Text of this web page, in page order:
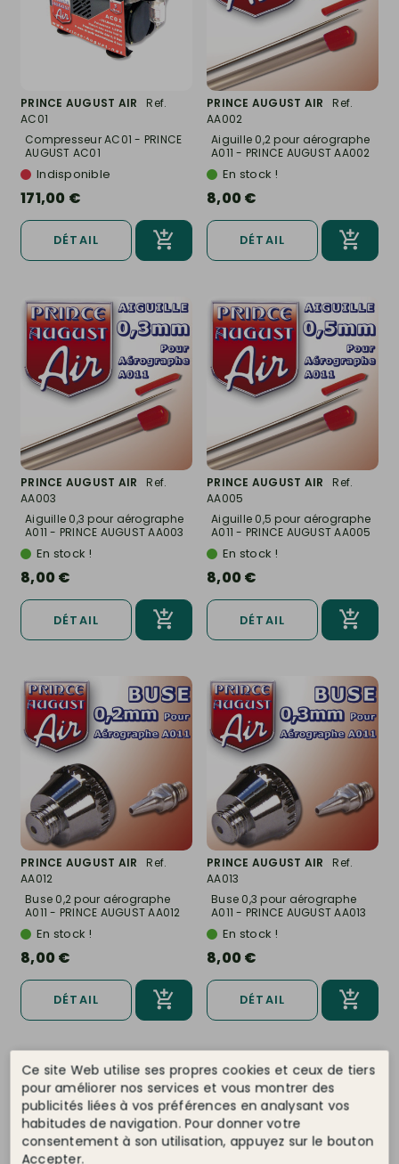
PRINCE AUGUST AIR
Ref.
AC01
Compresseur AC01 - PRINCE
AUGUST AC01
Indisponible
171,00 €
DÉTAIL
PRINCE AUGUST AIR
Ref.
AA002
Aiguille 0,2 pour aérographe
A011 - PRINCE AUGUST AA002
En stock !
8,00 €
DÉTAIL
PRINCE AUGUST AIR
Ref.
AA003
Aiguille 0,3 pour aérographe
A011 - PRINCE AUGUST AA003
En stock !
8,00 €
DÉTAIL
PRINCE AUGUST AIR
Ref.
AA005
Aiguille 0,5 pour aérographe
A011 - PRINCE AUGUST AA005
En stock !
8,00 €
DÉTAIL
PRINCE AUGUST AIR
Ref.
AA012
Buse 0,2 pour aérographe
A011 - PRINCE AUGUST AA012
En stock !
8,00 €
DÉTAIL
PRINCE AUGUST AIR
Ref.
AA013
Buse 0,3 pour aérographe
A011 - PRINCE AUGUST AA013
En stock !
8,00 €
DÉTAIL
Ce site Web utilise ses propres cookies et ceux de tiers
pour améliorer nos services et vous montrer des
publicités liées à vos préférences en analysant vos
habitudes de navigation. Pour donner votre
consentement à son utilisation, appuyez sur le bouton
Accepter.